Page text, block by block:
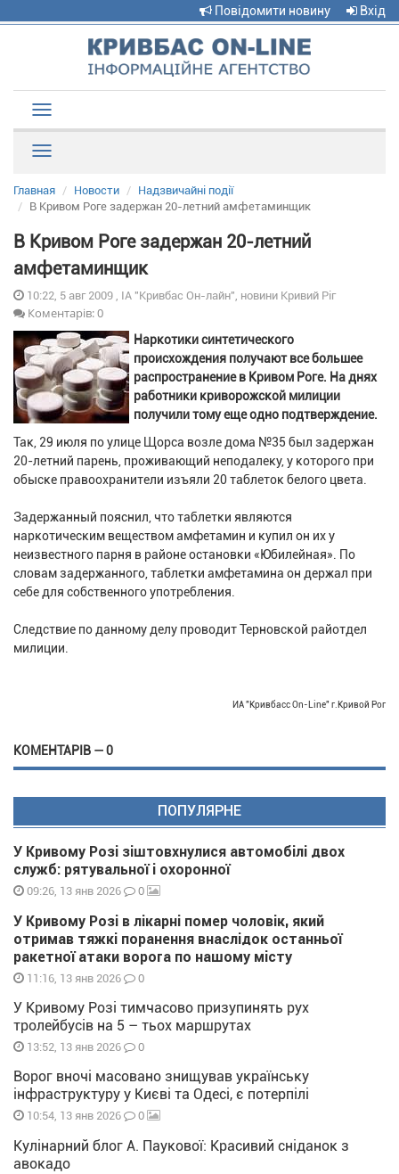
Повідомити новину Вхід
navigation
Главная Новости
Надзвичайні події
В Кривом Роге задержан 20-летний амфетаминщик
В Кривом Роге задержан 20-летний
амфетаминщик
10:22, 5 авг 2009 , ІА "Кривбас Он-лайн", новини Кривий Ріг
Коментарів: 0
Наркотики синтетического
происхождения получают все большее
распространение в Кривом Роге. На днях
работники криворожской милиции
получили тому еще одно подтверждение.
Так, 29 июля по улице Щорса возле дома №35 был задержан
20-летний парень, проживающий неподалеку, у которого при
обыске правоохранители изъяли 20 таблеток белого цвета.
Задержанный пояснил, что таблетки являются
наркотическим веществом амфетамин и купил он их у
неизвестного парня в районе остановки «Юбилейная». По
словам задержанного, таблетки амфетамина он держал при
себе для собственного употребления.
Следствие по данному делу проводит Терновской райотдел
милиции.
ИА "Кривбасс On-Line" г.Кривой Рог
КОМЕНТАРІВ — 0
ПОПУЛЯРНЕ
У Кривому Розі зіштовхнулися автомобілі двох
служб: рятувальної і охоронної
09:26, 13 янв 2026 0
У Кривому Розі в лікарні помер чоловік, який
отримав тяжкі поранення внаслідок останньої
ракетної атаки ворога по нашому місту
11:16, 13 янв 2026 0
У Кривому Розі тимчасово призупинять рух
тролейбусів на 5 – тьох маршрутах
13:52, 13 янв 2026 0
Ворог вночі масовано знищував українську
інфраструктуру у Києві та Одесі, є потерпілі
10:54, 13 янв 2026 0
Кулінарний блог А. Паукової: Красивий сніданок з
авокадо